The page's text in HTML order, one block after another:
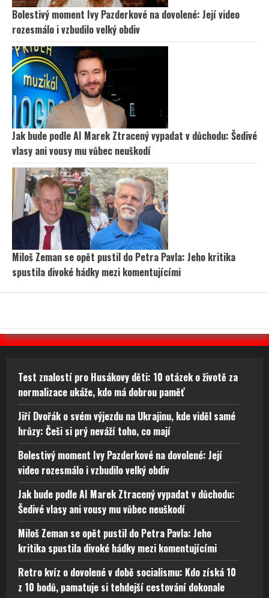
Bolestivý moment Ivy Pazderkové na dovolené: Její video
rozesmálo i vzbudilo velký obdiv
Jak bude podle AI Marek Ztracený vypadat v důchodu: Šedivé
vlasy ani vousy mu vůbec neuškodí
Miloš Zeman se opět pustil do Petra Pavla: Jeho kritika
spustila divoké hádky mezi komentujícími
Test znalostí pro Husákovy děti: 10 otázek o životě za
normalizace ukáže, kdo má dobrou paměť
Jiří Dvořák o svém výjezdu na Ukrajinu, kde viděl samé
hrůzy: Češi si prý neváží toho, co mají
Bolestivý moment Ivy Pazderkové na dovolené: Její
video rozesmálo i vzbudilo velký obdiv
Jak bude podle AI Marek Ztracený vypadat v důchodu:
Šedivé vlasy ani vousy mu vůbec neuškodí
Miloš Zeman se opět pustil do Petra Pavla: Jeho
kritika spustila divoké hádky mezi komentujícími
Retro kvíz o dovolené v době socialismu: Kdo získá 10
z 10 bodů, pamatuje si tehdejší cestování dokonale